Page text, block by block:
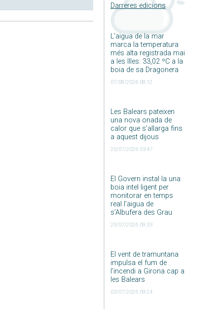
Darreres edicions
L’aigua de la mar
marca la temperatura
més alta registrada mai
a les Illes: 33,02 ºC a la
boia de sa Dragonera
07/08/2026 08:12
Les Balears pateixen
una nova onada de
calor que s’allarga fins
a aquest dijous
20/07/2026 03:47
El Govern instal·la una
boia intel·ligent per
monitorar en temps
real l’aigua de
s’Albufera des Grau
20/07/2026 09:33
El vent de tramuntana
impulsa el fum de
l’incendi a Girona cap a
les Balears
03/07/2026 09:24